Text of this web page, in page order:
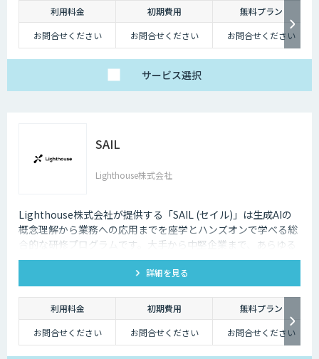
利用料金 初期費用
無料プラン
お問合せください
お問合せください お問合せください
サービス選択
SAIL
Lighthouse株式会社
Lighthouse株式会社が提供する「SAIL (セイル)」は生成AIの
概念理解から業務への応用までを座学とハンズオンで学べる総
合的な研修プログラムです。大手から中堅企業まで、あらゆる
業界・業種の企業様にご利用いただけます。
詳細を見る
利用料金 初期費用
無料プラン
お問合せください
お問合せください お問合せください